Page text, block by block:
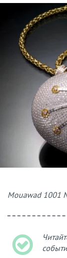
Mouawad 1001